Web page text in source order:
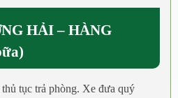
HẢI – HÀNG
tục trả phòng. Xe đưa quý